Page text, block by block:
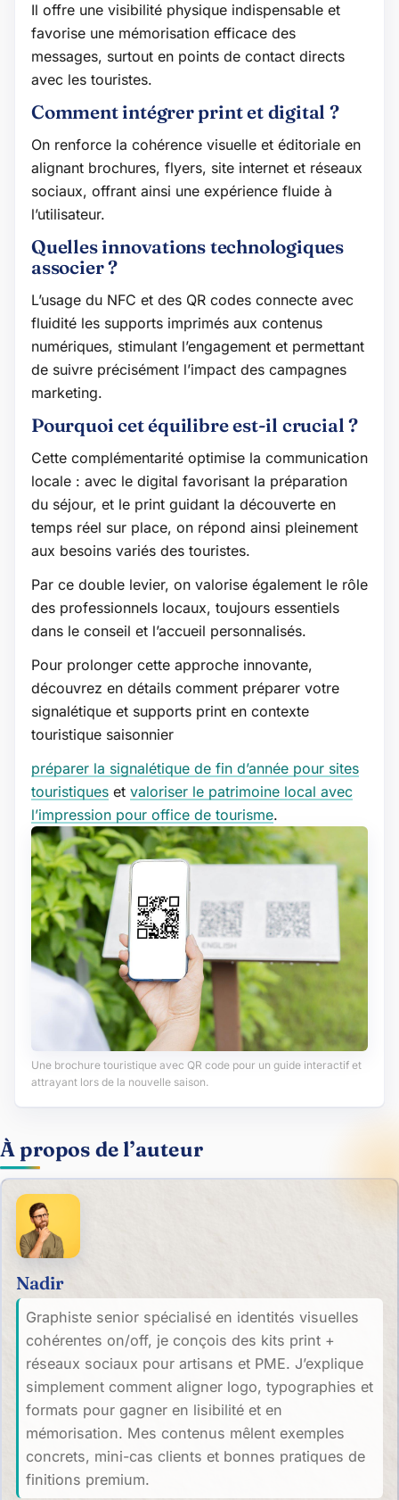
Il offre une visibilité physique indispensable et
favorise une mémorisation efficace des
messages, surtout en points de contact directs
avec les touristes.
Comment intégrer print et digital ?
On renforce la cohérence visuelle et éditoriale en
alignant brochures, flyers, site internet et réseaux
sociaux, offrant ainsi une expérience fluide à
l’utilisateur.
Quelles innovations technologiques
associer ?
L’usage du NFC et des QR codes connecte avec
fluidité les supports imprimés aux contenus
numériques, stimulant l’engagement et permettant
de suivre précisément l’impact des campagnes
marketing.
Pourquoi cet équilibre est-il crucial ?
Cette complémentarité optimise la communication
locale : avec le digital favorisant la préparation
du séjour, et le print guidant la découverte en
temps réel sur place, on répond ainsi pleinement
aux besoins variés des touristes.
Par ce double levier, on valorise également le rôle
des professionnels locaux, toujours essentiels
dans le conseil et l’accueil personnalisés.
Pour prolonger cette approche innovante,
découvrez en détails comment préparer votre
signalétique et supports print en contexte
touristique saisonnier
préparer la signalétique de fin d’année pour sites
touristiques et valoriser le patrimoine local avec
l’impression pour office de tourisme.
Une brochure touristique avec QR code pour un guide interactif et
attrayant lors de la nouvelle saison.
À propos de l’auteur
Nadir
Graphiste senior spécialisé en identités visuelles
cohérentes on/off, je conçois des kits print +
réseaux sociaux pour artisans et PME. J’explique
simplement comment aligner logo, typographies et
formats pour gagner en lisibilité et en
mémorisation. Mes contenus mêlent exemples
concrets, mini-cas clients et bonnes pratiques de
finitions premium.